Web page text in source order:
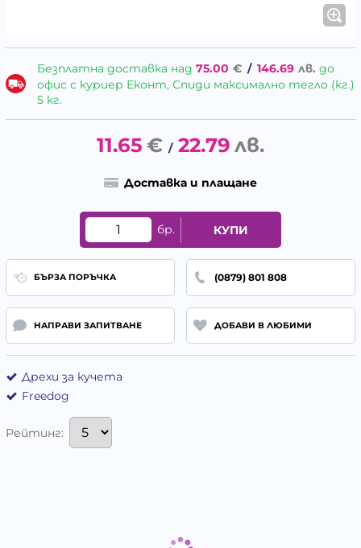
Безплатна доставка над 75.00 € / 146.69 лв. до
офис с куриер Еконт, Спиди максимално тегло (кг.)
5 кг.
11.65 € / 22.79 лв.
Доставка и плащане
бр. КУПИ
БЪРЗА ПОРЪЧКА (0879) 801 808
НАПРАВИ ЗАПИТВАНЕ ДОБАВИ В ЛЮБИМИ
Дрехи за кучета
Freedog
Рейтинг: